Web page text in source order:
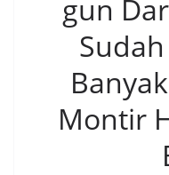
gun
Montir